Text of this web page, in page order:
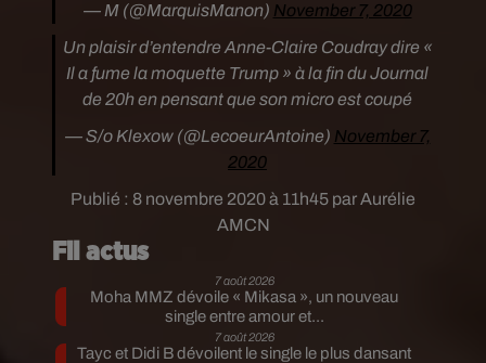
Publié : 8 novembre 2020 à 11h45 par Aurélie
AMCN
— M (@MarquisManon) November 7, 2020
Un plaisir d’entendre Anne-Claire Coudray dire «
Il a fume la moquette Trump » à la fin du Journal
de 20h en pensant que son micro est coupé
— S/o Klexow (@LecoeurAntoine) November 7,
2020
Fil actus
7 août 2026
Moha MMZ dévoile « Mikasa », un nouveau
single entre amour et...
7 août 2026
Tayc et Didi B dévoilent le single le plus dansant